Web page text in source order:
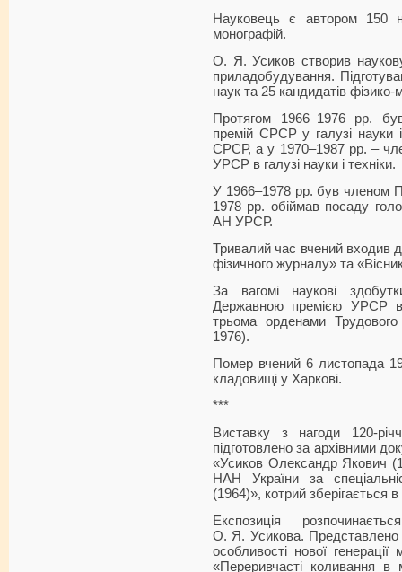
Науковець є автором 150
монографій.
О. Я. Усиков створив
приладобудування.
наук та 25 кандидатів
Протягом 1966–1976 рр.
премій СРСР у галузі науки і
СРСР, а у 1970–1987 рр. –
УРСР в галузі науки і техніки.
У 1966–1978 рр. був членом
1978 рр. обіймав посаду
АН УРСР.
Тривалий час вчений входив
фізичного журналу» та
За вагомі наукові
Державною премією УРСР в
трьома орденами
1976).
Помер вчений 6 листопада
кладовищі у Харкові.
***
Виставку з нагоди 120-
підготовлено за архівними
«Усиков Олександр Якович
НАН України за
(1964)», котрий зберігається
Експозиція
О. Я. Усикова. Представлено
особливості нової
«Переривчасті коливання в